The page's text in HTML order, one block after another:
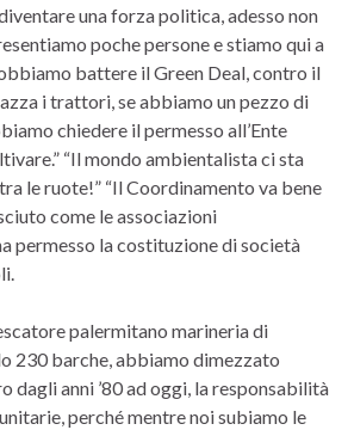
una forza politica, adesso non
poche persone e stiamo qui a
battere il Green Deal, contro il
i trattori, se abbiamo un pezzo di
chiedere il permesso all’Ente
“Il mondo ambientalista ci sta
le ruote!” “Il Coordinamento va bene
come le associazioni
permesso la costituzione di società
palermitano marineria di
230 barche, abbiamo dimezzato
dagli anni ’80 ad oggi, la responsabilità
perché mentre noi subiamo le